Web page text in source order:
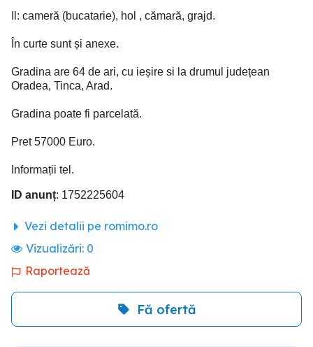
Il: cameră (bucatarie), hol , cămară, grajd.
În curte sunt și anexe.
Gradina are 64 de ari, cu ieșire si la drumul județean
Oradea, Tinca, Arad.
Gradina poate fi parcelată.
Pret 57000 Euro.
Informații tel.
ID anunț: 1752225604
Vezi detalii pe romimo.ro
Vizualizări: 0
Raportează
Fă ofertă